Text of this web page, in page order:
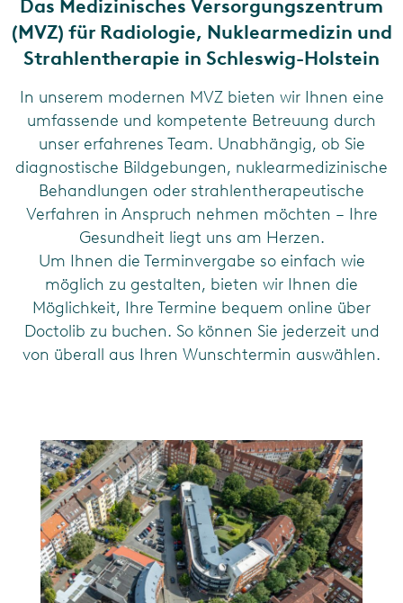
Das Medizinisches Versorgungszentrum
(MVZ) für Radiologie, Nuklearmedizin und
Strahlentherapie in Schleswig-Holstein
In unserem modernen MVZ bieten wir Ihnen eine
umfassende und kompetente Betreuung durch
unser erfahrenes Team. Unabhängig, ob Sie
diagnostische Bildgebungen, nuklearmedizinische
Behandlungen oder strahlentherapeutische
Verfahren in Anspruch nehmen möchten – Ihre
Gesundheit liegt uns am Herzen.
Um Ihnen die Terminvergabe so einfach wie
möglich zu gestalten, bieten wir Ihnen die
Möglichkeit, Ihre Termine bequem online über
Doctolib zu buchen. So können Sie jederzeit und
von überall aus Ihren Wunschtermin auswählen.